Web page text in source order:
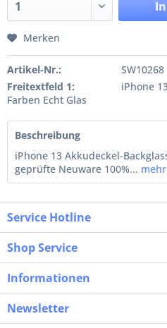
Merken
Artikel-Nr.:
SW10268
Freitextfeld 1:
iPhone
Farben Echt Glas
Beschreibung
iPhone 13 Akkudeckel-
geprüfte Neuware 100%... mehr
Service Hotline
Shop Service
Informationen
Newsletter